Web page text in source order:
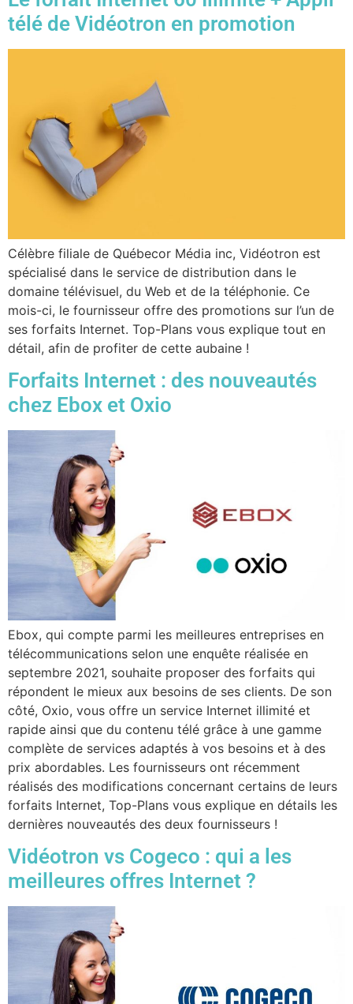
télé de Vidéotron en promotion
Célèbre filiale de Québecor Média inc, Vidéotron est
spécialisé dans le service de distribution dans le
domaine télévisuel, du Web et de la téléphonie. Ce
mois-ci, le fournisseur offre des promotions sur l’un de
ses forfaits Internet. Top-Plans vous explique tout en
détail, afin de profiter de cette aubaine !
Forfaits Internet : des nouveautés
chez Ebox et Oxio
Ebox, qui compte parmi les meilleures entreprises en
télécommunications selon une enquête réalisée en
septembre 2021, souhaite proposer des forfaits qui
répondent le mieux aux besoins de ses clients. De son
côté, Oxio, vous offre un service Internet illimité et
rapide ainsi que du contenu télé grâce à une gamme
complète de services adaptés à vos besoins et à des
prix abordables. Les fournisseurs ont récemment
réalisés des modifications concernant certains de leurs
forfaits Internet, Top-Plans vous explique en détails les
dernières nouveautés des deux fournisseurs !
Vidéotron vs Cogeco : qui a les
meilleures offres Internet ?